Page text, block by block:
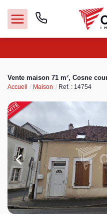
Acheter
Louer
Vendre
Immobilier pro
Faire gérer
Vente maison 71 m², Cosne
Accueil Maison Ref. : 14754